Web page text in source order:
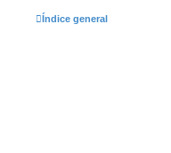
Índice general